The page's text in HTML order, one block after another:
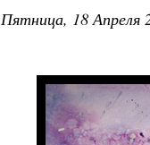
Пятница, 18 Апреля